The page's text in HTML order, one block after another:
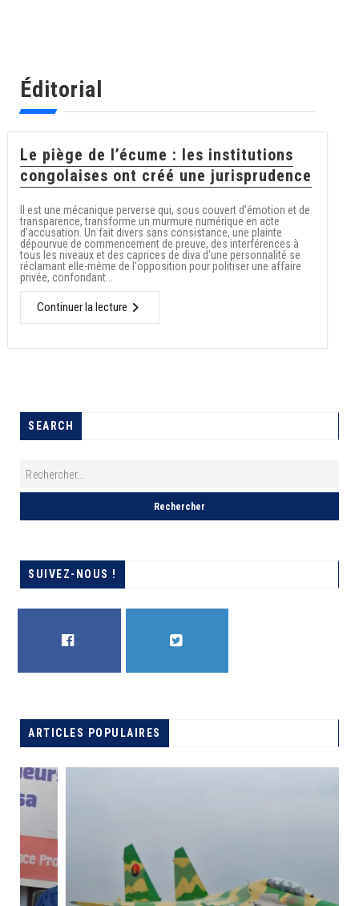
Éditorial
Le piège de l’écume : les institutions
congolaises ont créé une jurisprudence
Il est une mécanique perverse qui, sous couvert d’émotion et de
transparence, transforme un murmure numérique en acte
d’accusation. Un fait divers sans consistance, une plainte
dépourvue de commencement de preuve, des interférences à
tous les niveaux et des caprices de diva d'une personnalité se
réclamant elle-même de l'opposition pour politiser une affaire
privée, confondant...
Continuer la lecture
SEARCH
SUIVEZ-NOUS !
ARTICLES POPULAIRES